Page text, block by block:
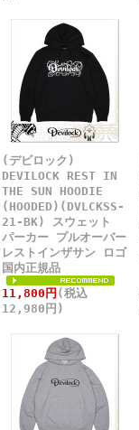
(デビロック)
DEVILOCK REST IN
THE SUN HOODIE
(HOODED)(DVLCKSS-
21-BK) スウェット
パーカー プルオーバー
レストインザサン ロゴ
国内正規品
11,800円 (税込
12,980円)